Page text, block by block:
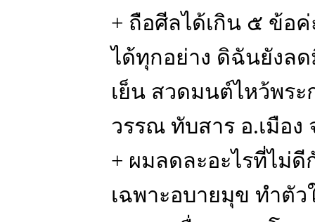
+ ถือศีลได้เกิน ๕ ข้อ
ได้ทุกอย่าง ดิฉันยังล
เย็น สวดมนต์ไหว้พร
วรรณ ทับสาร อ.เมือง
+ ผมลดละอะไรที่ไม่ดี
เฉพาะอบายมุข ทำตัว